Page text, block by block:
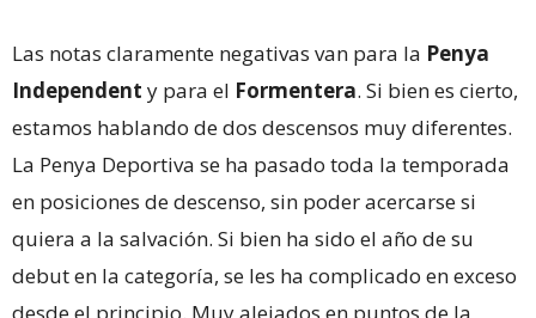
Las notas claramente negativas van para la Penya
Independent y para el Formentera. Si bien es cierto,
estamos hablando de dos descensos muy diferentes.
La Penya Deportiva se ha pasado toda la temporada
en posiciones de descenso, sin poder acercarse si
quiera a la salvación. Si bien ha sido el año de su
debut en la categoría, se les ha complicado en exceso